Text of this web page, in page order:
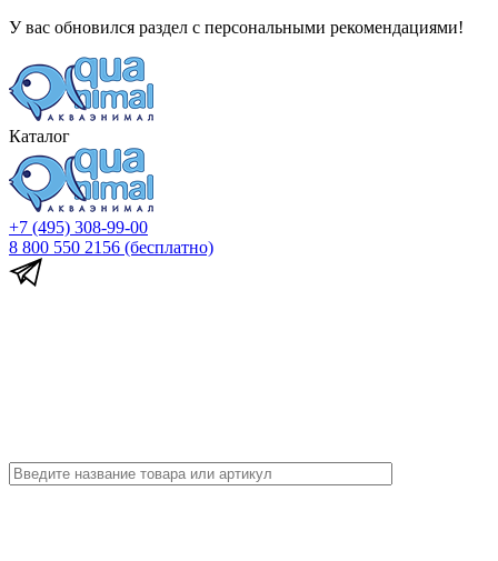
У вас обновился раздел с персональными рекомендациями!
Каталог
+7 (495) 308-99-00
8 800 550 2156 (бесплатно)